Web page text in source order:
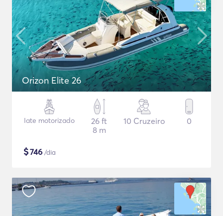
Orizon Elite 26
Iate motorizado
26 ft
8 m
10 Cruzeiro 0
$746 /dia